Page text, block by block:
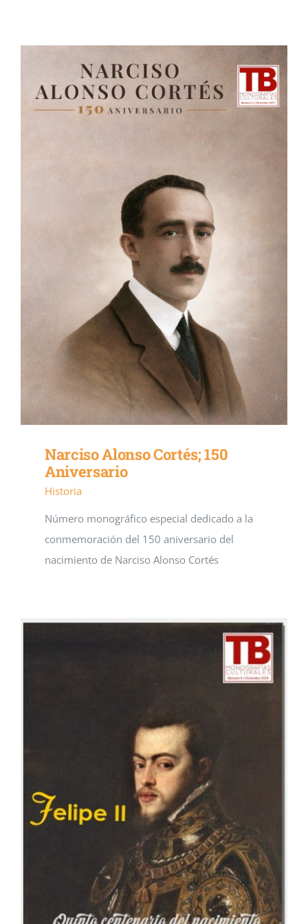
Narciso Alonso Cortés; 150
Aniversario
Historia
Número monográfico especial dedicado a la
conmemoración del 150 aniversario del
nacimiento de Narciso Alonso Cortés